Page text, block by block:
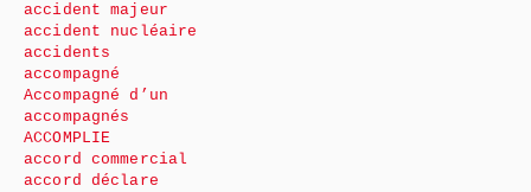
accident majeur
accident nucléaire
accidents
accompagné
Accompagné d’un
accompagnés
ACCOMPLIE
accord commercial
accord déclare